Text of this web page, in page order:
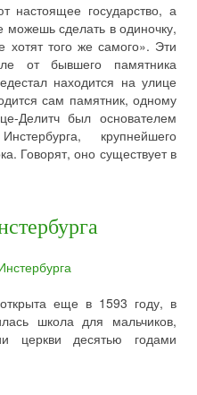
настоящее государство, а
можешь сделать в одиночку,
хотят того же самого». Эти
от бывшего памятника
находится на улице
сам памятник, одному
Делитч был основателем
крупнейшего
Говорят, оно существует в
еще в 1593 году, в
школа для мальчиков,
церкви десятью годами